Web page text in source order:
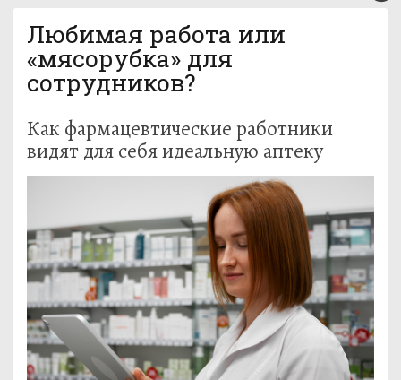
Любимая работа или
«мясорубка» для
сотрудников?
Как фармацевтические работники
видят для себя идеальную аптеку